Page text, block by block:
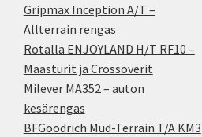
Gripmax Inception A/T –
Allterrain rengas
Rotalla ENJOYLAND H/T RF10 –
Maasturit ja Crossoverit
Milever MA352 – auton
kesärengas
BFGoodrich Mud-Terrain T/A KM3